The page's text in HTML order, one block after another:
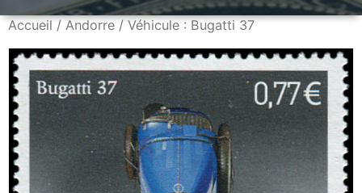
Accueil/Andorre/ Véhicule : Bugatti 37